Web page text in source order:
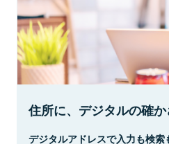
住所に、デジタルの確か
デジタルアドレスで入力も検索